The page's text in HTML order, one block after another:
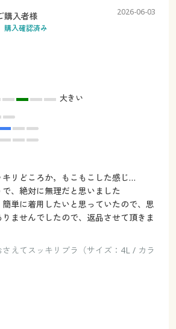
購入者様
購入確認済み
2026-06-03
大きい
リどころか，もこもこした感じ…
、絶対に無理だと思いました
単に着用したいと思っていたので、思
ませんでしたので、返品させて頂きま
えてスッキリブラ（サイズ：4L / カラ